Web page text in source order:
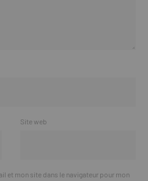
Site web
et mon site dans le navigateur pour mon